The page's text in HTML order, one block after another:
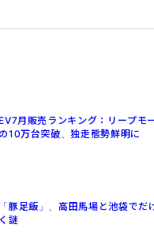
月販売ランキング：リープモ
10万台突破、独走態勢鮮明に
豚足飯」、高田馬場と池袋でだ
謎